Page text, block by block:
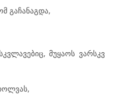
გაჩანაგდა,
კვლავებიც, მუყაოს ვარსკვ
ვას,